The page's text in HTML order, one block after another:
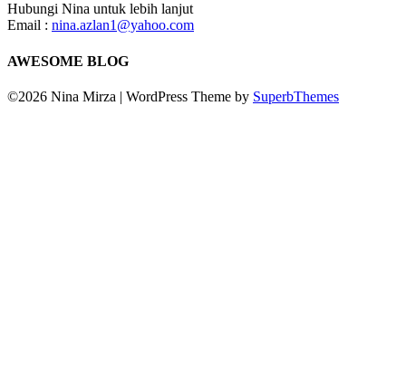
Hubungi Nina untuk lebih lanjut
Email : nina.azlan1@yahoo.com
AWESOME BLOG
©2026 Nina Mirza | WordPress Theme by SuperbThemes